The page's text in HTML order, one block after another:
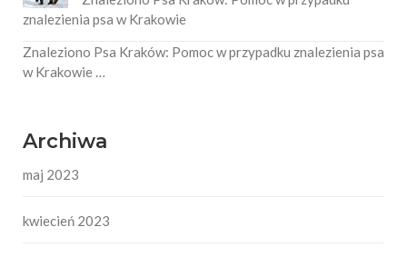
znalezienia psa w Krakowie
Znaleziono Psa Kraków: Pomoc w przypadku znalezienia psa
w Krakowie …
Archiwa
maj 2023
kwiecień 2023